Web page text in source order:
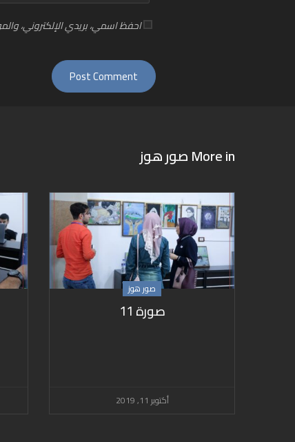
احفظ اسمي، بريدي الإلكتروني،
More inصور هوز
صور هوز
صورة 11
أكتوبر 11, 2019